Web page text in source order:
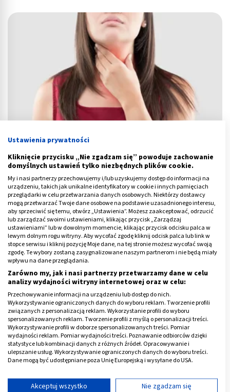
Gula w gardle – przyczyny i objawy. Jak się pozbyć?
Twardy stolec - z krwią i zbity w kulki. Jak zmiękczyć?
Ustawienia prywatności
Kliknięcie przycisku „Nie zgadzam się” powoduje zachowanie
domyślnych ustawień tylko niezbędnych plików cookie.
My i nasi partnerzy przechowujemy i/lub uzyskujemy dostęp do informacji na
urządzeniu, takich jak unikalne identyfikatory w cookie i innych pamięciach
przeglądarki w celu przetwarzania danych osobowych. Niektórzy dostawcy
mogą przetwarzać Twoje dane osobowe na podstawie uzasadnionego interesu,
aby sprzeciwić się temu, otwórz „Ustawienia”. Możesz zaakceptować, odrzucić
lub zarządzać swoimi ustawieniami, klikając przycisk „Zarządzaj
ustawieniami” lub w dowolnym momencie, klikając przycisk odcisku palca w
lewym dolnym rogu witryny. Aby wycofać zgodę kliknij odcisk palca lub link w
stopce serwisu i kliknij pozycję Moje dane, na tej stronie możesz wycofać swoją
zgodę. Te wybory zostaną zasygnalizowane naszym partnerom i nie będą miały
wpływu na dane przeglądania.
Zarówno my, jak i nasi partnerzy przetwarzamy dane w celu
analizy wydajności witryny internetowej oraz w celu:
Przechowywanie informacji na urządzeniu lub dostęp do nich.
Wykorzystywanie ograniczonych danych do wyboru reklam. Tworzenie profili
związanych z personalizacją reklam. Wykorzystanie profili do wyboru
spersonalizowanych reklam. Tworzenie profili z myślą o personalizacji treści.
Wykorzystywanie profili w doborze spersonalizowanych treści. Pomiar
wydajności reklam. Pomiar wydajności treści. Poznawanie odbiorców dzięki
statystyce lub kombinacji danych z różnych źródeł. Opracowywanie i
ulepszanie usług. Wykorzystywanie ograniczonych danych do wyboru treści.
Dane mogą być udostępniane poza Unię Europejską i wysyłane do USA.
Wyświetl listę partnerów (11 dostawców IAB)
Akceptuj wszystko
Nie zgadzam się